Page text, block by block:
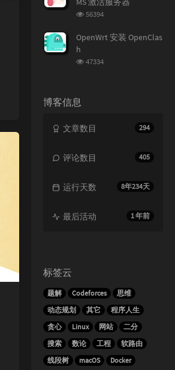
浏
次
56394
OpenWrt 安装 OpenClas
h
浏
47334
博客信息
294
文章数目
405
评论数目
8年234天
运行天数
1 年前
最后活动
标签云
题解 Codeforces
思维
动态规划
其它
程序人生
贪心
Linux 网站
二分
搜索
数论 工程
软路由
线段树
macOS
Docker